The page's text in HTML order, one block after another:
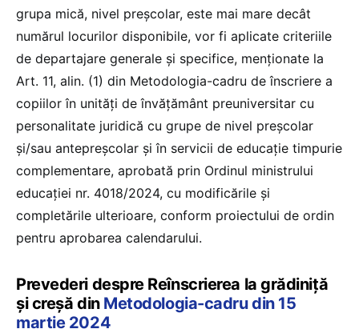
grupa mică, nivel preșcolar, este mai mare decât
numărul locurilor disponibile, vor fi aplicate criteriile
de departajare generale și specifice, menționate la
Art. 11, alin. (1) din Metodologia-cadru de înscriere a
copiilor în unități de învățământ preuniversitar cu
personalitate juridică cu grupe de nivel preșcolar
și/sau antepreșcolar și în servicii de educație timpurie
complementare, aprobată prin Ordinul ministrului
educației nr. 4018/2024, cu modificările și
completările ulterioare, conform proiectului de ordin
pentru aprobarea calendarului.
Prevederi despre Reînscrierea la grădiniță
și creșă din Metodologia-cadru din 15
martie 2024